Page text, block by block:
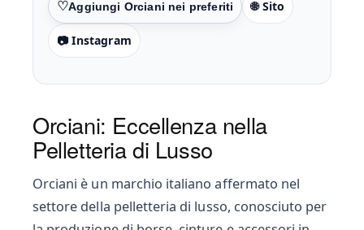
Preferiti 🌐 Sito
📷 Instagram
Orciani: Eccellenza nella
Pelletteria di Lusso
Orciani è un marchio italiano affermato nel
settore della pelletteria di lusso, conosciuto per